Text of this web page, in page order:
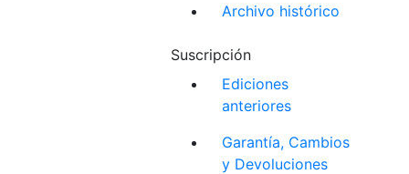
Archivo histórico
Suscripción
Ediciones
anteriores
Garantía, Cambios
y Devoluciones